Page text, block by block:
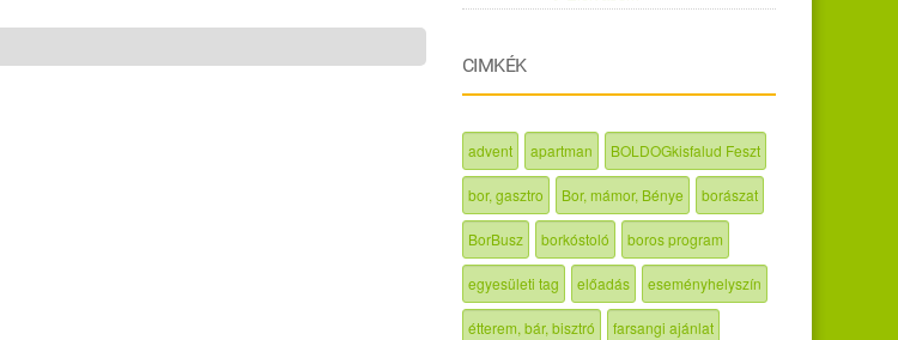
CIMKÉK
advent apartman BOLDOGkisfalud Feszt
bor, gasztro Bor, mámor, Bénye borászat
BorBusz borkóstoló boros program
egyesületi tag előadás eseményhelyszín
étterem, bár, bisztró farsangi ajánlat